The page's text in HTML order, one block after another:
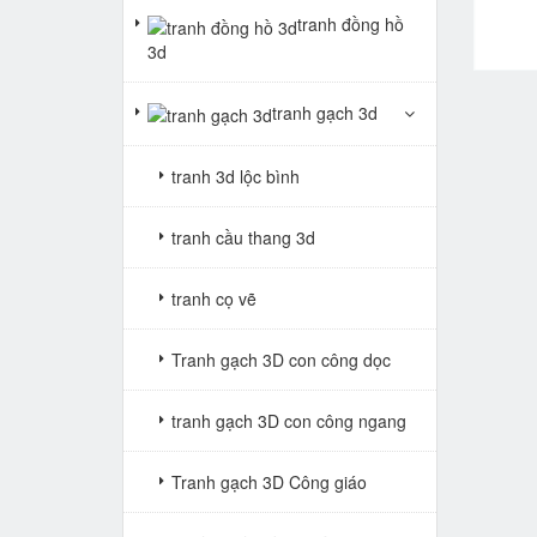
tranh đồng hồ
3d
tranh gạch 3d
tranh 3d lộc bình
tranh cầu thang 3d
tranh cọ vẽ
Tranh gạch 3D con công dọc
tranh gạch 3D con công ngang
Tranh gạch 3D Công giáo